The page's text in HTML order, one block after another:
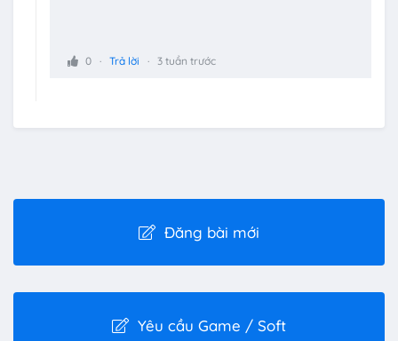
0 Trả lời 3 tuần trước
Đăng bài mới
Yêu cầu Game / Soft